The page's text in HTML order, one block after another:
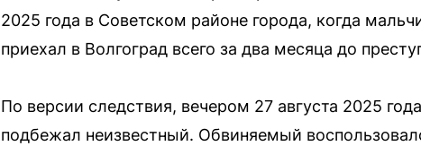
2025 года в Советском районе города, когда
приехал в Волгоград всего за два месяца до
По версии следствия, вечером 27 августа 2025
подбежал неизвестный. Обвиняемый